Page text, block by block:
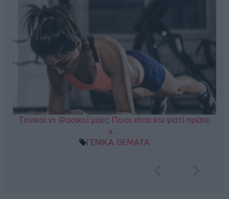
Τονικοί vs Φασικοί μύες: Ποιοι είναι και γιατί πρέπει
ν…
ΓΕΝΙΚΑ ΘΕΜΑΤΑ